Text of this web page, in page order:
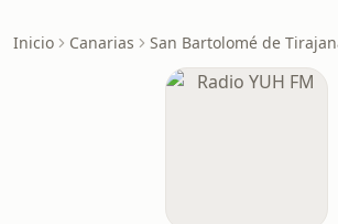
Inicio Canarias San Bartolomé de